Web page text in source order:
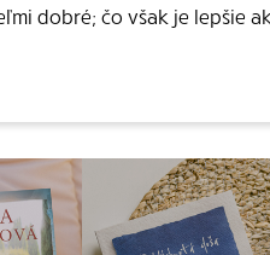
dobré; čo však je lepšie